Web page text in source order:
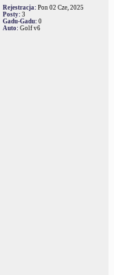
Rejestracja: Pon 02 Cze, 2025
Posty: 3
Gadu-Gadu: 0
Auto: Golf v6